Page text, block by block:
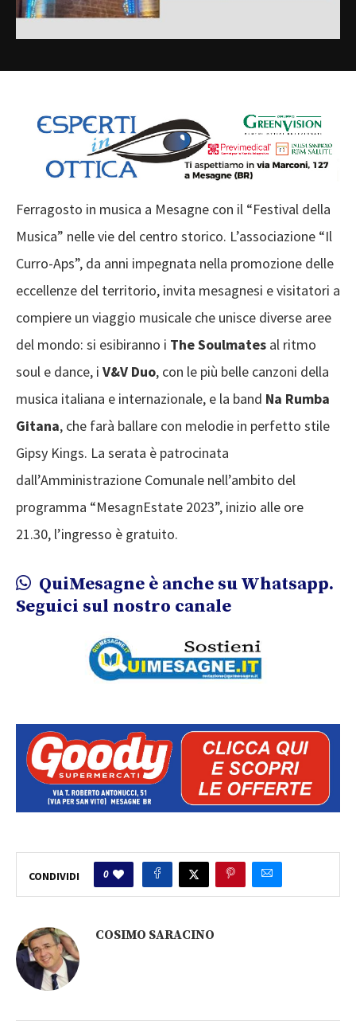
Ferragosto in musica a Mesagne con il “Festival della
Musica” nelle vie del centro storico. L’associazione “Il
Curro-Aps”, da anni impegnata nella promozione delle
eccellenze del territorio, invita mesagnesi e visitatori a
compiere un viaggio musicale che unisce diverse aree
del mondo: si esibiranno i The Soulmates al ritmo
soul e dance, i V&V Duo, con le più belle canzoni della
musica italiana e internazionale, e la band Na Rumba
Gitana, che farà ballare con melodie in perfetto stile
Gipsy Kings. La serata è patrocinata
dall’Amministrazione Comunale nell’ambito del
programma “MesagnEstate 2023”, inizio alle ore
21.30, l’ingresso è gratuito.
QuiMesagne è anche su Whatsapp.
Seguici sul nostro canale
CONDIVIDI 0
COSIMO SARACINO